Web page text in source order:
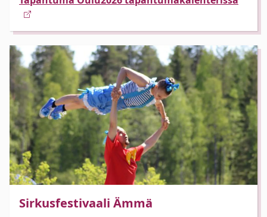
Sirkusfestivaali Ämmä